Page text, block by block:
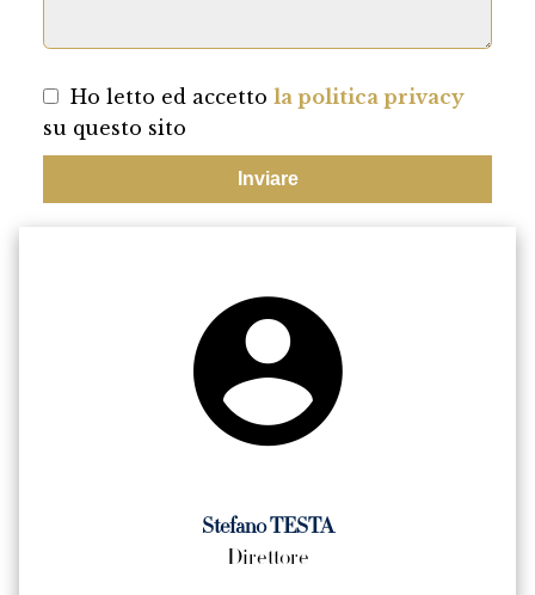
Ho letto ed accetto la politica privacy
su questo sito
Inviare
Stefano TESTA
Direttore